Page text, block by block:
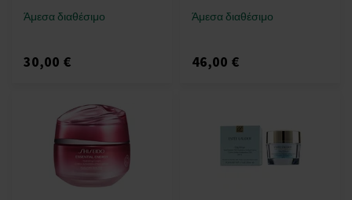
Άμεσα διαθέσιμο
30,00 €
Άμεσα διαθέσιμο
46,00 €